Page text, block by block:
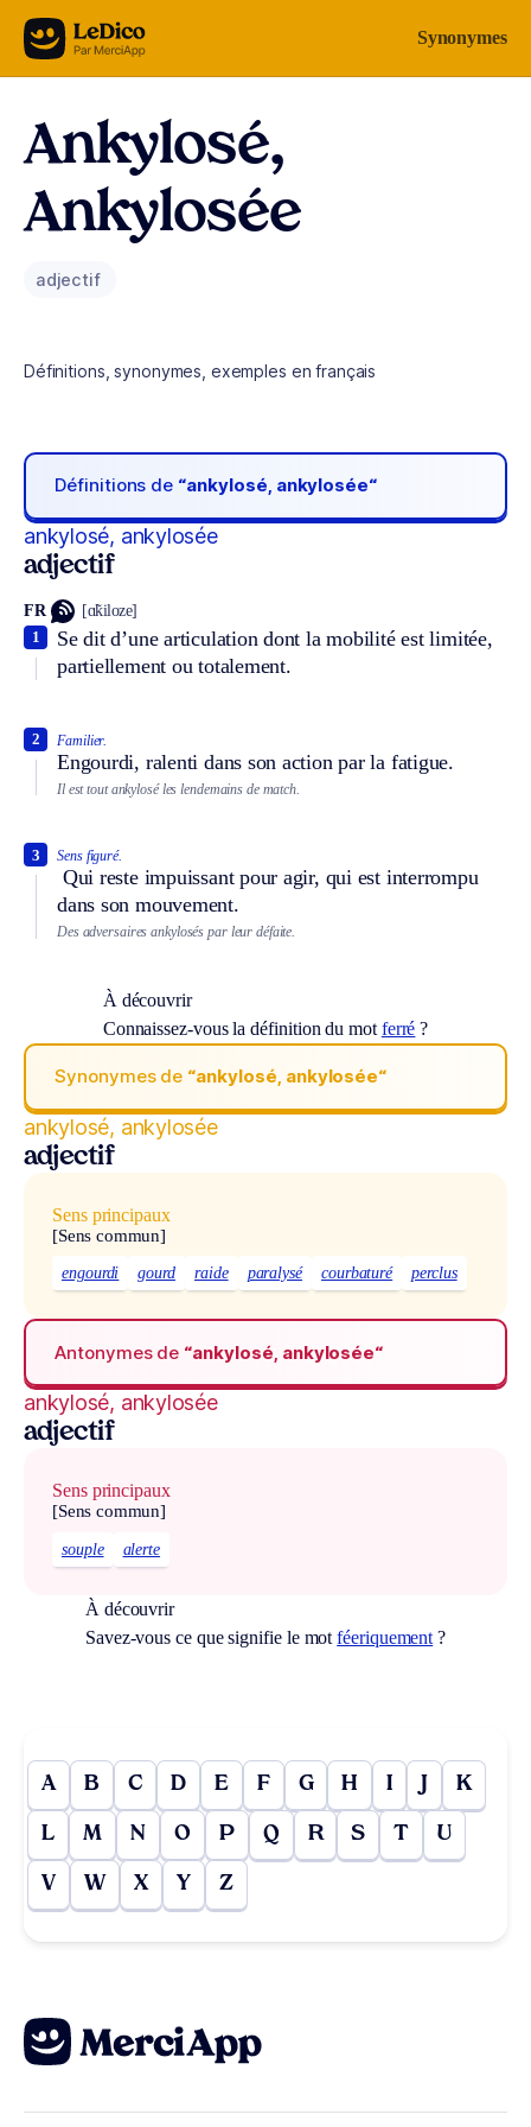
Aller au contenu Synonymes
Ankylosé,
Ankylosée
adjectif
Définitions, synonymes, exemples en français
Définitions de “ankylosé, ankylosée“
ankylosé, ankylosée
adjectif
FR [ɑ̃kiloze]
Se dit d’une articulation dont la mobilité est limitée,
partiellement ou totalement.
1
Familier.
Engourdi, ralenti dans son action par la fatigue.
2
Il est tout ankylosé les lendemains de match.
Sens figuré.
Qui reste impuissant pour agir, qui est interrompu
dans son mouvement.
3
Des adversaires ankylosés par leur défaite.
À découvrir
Connaissez-vous la définition du mot ferré ?
Synonymes de “ankylosé, ankylosée“
ankylosé, ankylosée
adjectif
Sens principaux
[Sens commun]
engourdi gourd raide paralysé courbaturé perclus
Antonymes de “ankylosé, ankylosée“
ankylosé, ankylosée
adjectif
Sens principaux
[Sens commun]
souple alerte
À découvrir
Savez-vous ce que signifie le motféeriquement ?
A B C D E F G H I J K
L M N O P Q R S T U
V W X Y Z